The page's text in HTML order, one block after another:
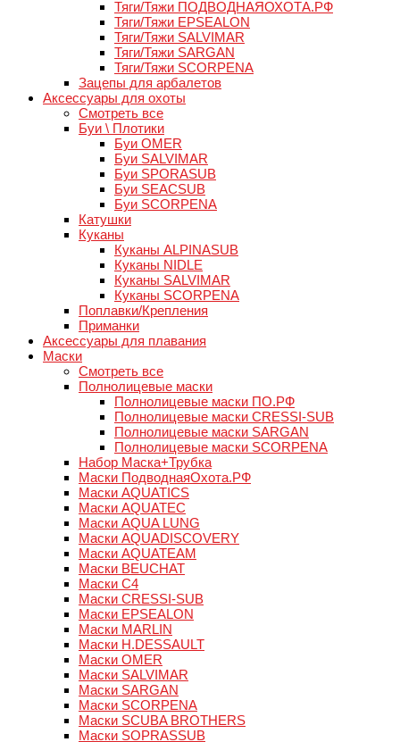
Тяги/Тяжи ПОДВОДНАЯОХОТА.РФ
Тяги/Тяжи EPSEALON
Тяги/Тяжи SALVIMAR
Тяги/Тяжи SARGAN
Тяги/Тяжи SCORPENA
Зацепы для арбалетов
Аксессуары для охоты
Смотреть все
Буи \ Плотики
Буи OMER
Буи SALVIMAR
Буи SPORASUB
Буи SEACSUB
Буи SCORPENA
Катушки
Куканы
Куканы ALPINASUB
Куканы NIDLE
Куканы SALVIMAR
Куканы SCORPENA
Поплавки/Крепления
Приманки
Аксессуары для плавания
Маски
Смотреть все
Полнолицевые маски
Полнолицевые маски ПО.РФ
Полнолицевые маски CRESSI-SUB
Полнолицевые маски SARGAN
Полнолицевые маски SCORPENA
Набор Маска+Трубка
Маски ПодводнаяОхота.РФ
Маски AQUATICS
Маски AQUATEC
Маски AQUA LUNG
Маски AQUADISCOVERY
Маски AQUATEAM
Маски BEUCHAT
Маски C4
Маски CRESSI-SUB
Маски EPSEALON
Маски MARLIN
Маски H.DESSAULT
Маски OMER
Маски SALVIMAR
Маски SARGAN
Маски SCORPENA
Маски SCUBA BROTHERS
Маски SOPRASSUB